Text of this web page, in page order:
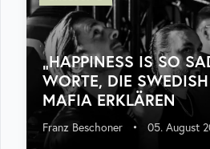
„HAPPINESS IS SO
WORTE, DIE
MAFIA ERKLÄREN
Franz Beschoner • 05. August